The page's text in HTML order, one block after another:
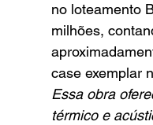
no loteamento
milhões,
case exemplar
Essa obra
térmico e